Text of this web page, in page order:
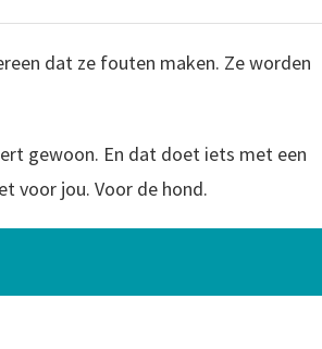
dat ze fouten maken. Ze worden
gewoon. En dat doet iets met een
voor jou. Voor de hond.